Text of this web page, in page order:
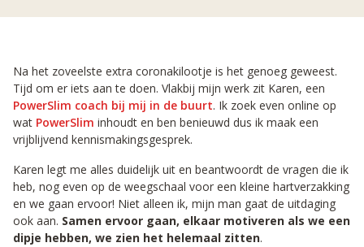
Na het zoveelste extra coronakilootje is het genoeg geweest.
Tijd om er iets aan te doen. Vlakbij mijn werk zit Karen, een
PowerSlim coach bij mij in de buurt. Ik zoek even online op
wat PowerSlim inhoudt en ben benieuwd dus ik maak een
vrijblijvend kennismakingsgesprek.
Karen legt me alles duidelijk uit en beantwoordt de vragen die ik
heb, nog even op de weegschaal voor een kleine hartverzakking
en we gaan ervoor! Niet alleen ik, mijn man gaat de uitdaging
ook aan. Samen ervoor gaan, elkaar motiveren als we een
dipje hebben, we zien het helemaal zitten.